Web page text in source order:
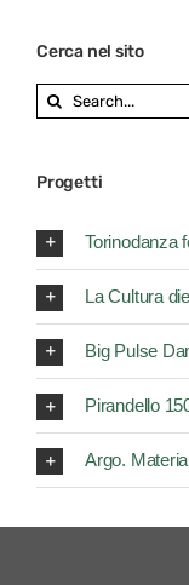
Cerca nel sito
Search
for:
Progetti
Torinodanza
La Cultura
Big Pulse
Pirandello
Argo.